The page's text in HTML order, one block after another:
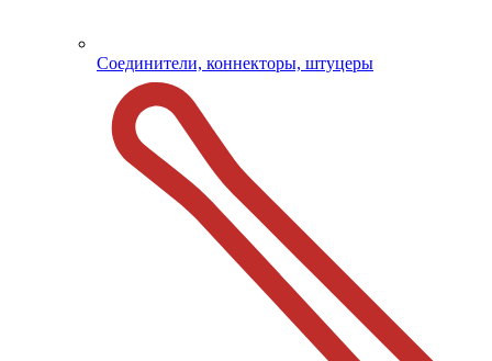
Соединители, коннекторы, штуцеры